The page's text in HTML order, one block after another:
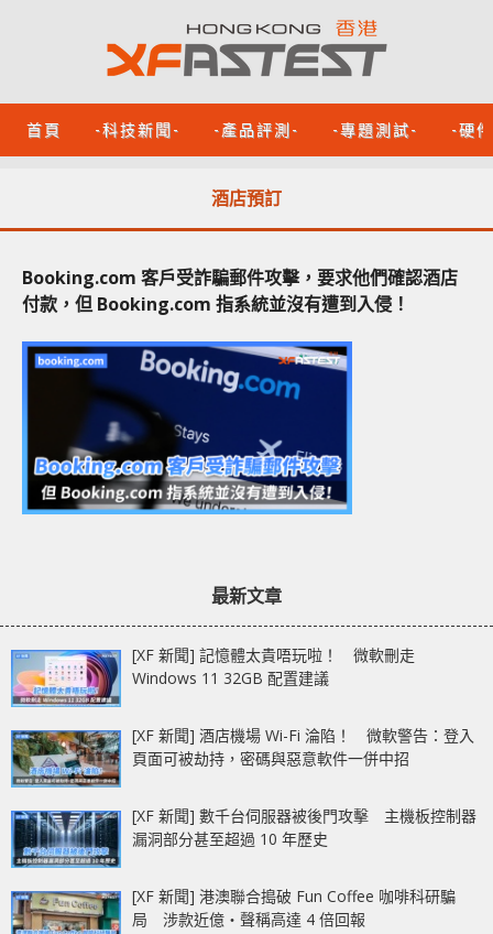
首頁 -科技新聞- -產品評測- -專題測試- -硬
酒店預訂
Booking.com 客戶受詐騙郵件攻擊，要求他們確認酒店
付款，但 Booking.com 指系統並沒有遭到入侵！
最新文章
[XF 新聞] 記憶體太貴唔玩啦！ 微軟刪走
Windows 11 32GB 配置建議
[XF 新聞] 酒店機場 Wi-Fi 淪陷！ 微軟警告：登入
頁面可被劫持，密碼與惡意軟件一併中招
[XF 新聞] 數千台伺服器被後門攻擊 主機板控制器
漏洞部分甚至超過 10 年歷史
[XF 新聞] 港澳聯合搗破 Fun Coffee 咖啡科研騙
局 涉款近億‧聲稱高達 4 倍回報